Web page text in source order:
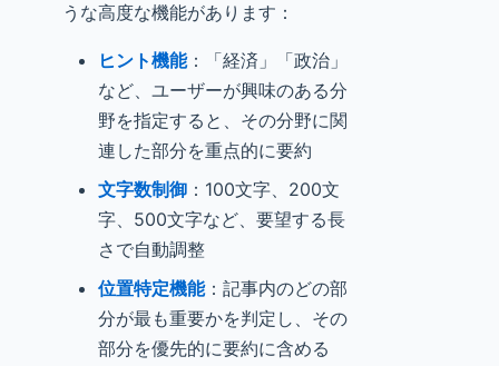
うな高度な機能があります：
ヒント機能：「経済」「政治」
など、ユーザーが興味のある分
野を指定すると、その分野に関
連した部分を重点的に要約
文字数制御 ：100文字、200文
字、500文字など、要望する長
さで自動調整
位置特定機能：記事内のどの部
分が最も重要かを判定し、その
部分を優先的に要約に含める